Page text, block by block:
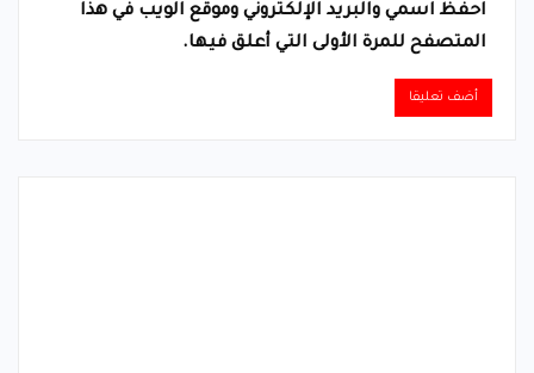
احفظ اسمي والبريد الإلكتروني وموقع الويب في هذا
المتصفح للمرة الأولى التي أعلق فيها.